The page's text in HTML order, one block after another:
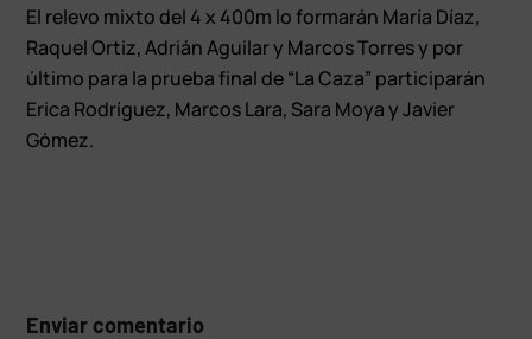
El relevo mixto del 4 x 400m lo formarán María Díaz,
Raquel Ortiz, Adrián Aguilar y Marcos Torres y por
último para la prueba final de “La Caza” participarán
Erica Rodríguez, Marcos Lara, Sara Moya y Javier
Gómez.
Enviar comentario